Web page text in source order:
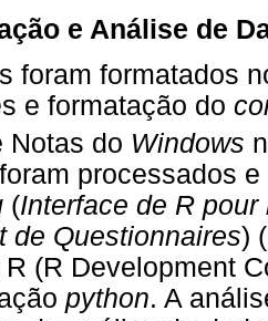
e Análise de
foram formatados
e formatação do
Notas do Windows
processados
(Interface de R
de Questionnaires)
R (R Development
python. A